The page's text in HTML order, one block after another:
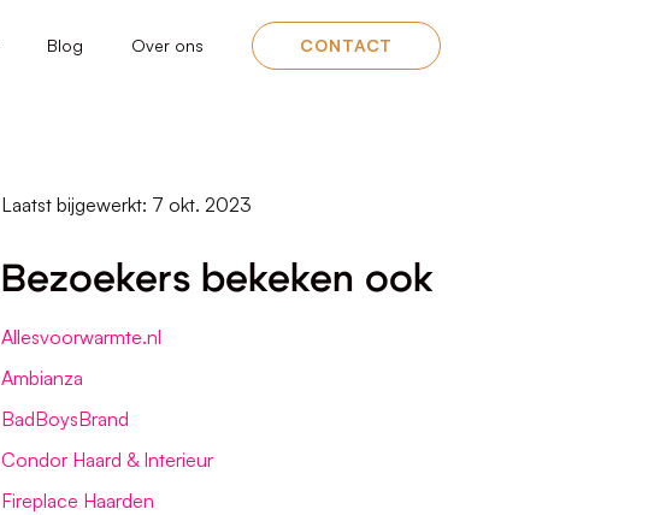
Blog Over ons CONTACT
Laatst bijgewerkt: 7 okt. 2023
Bezoekers bekeken ook
Allesvoorwarmte.nl
Ambianza
BadBoysBrand
Condor Haard & Interieur
Fireplace Haarden